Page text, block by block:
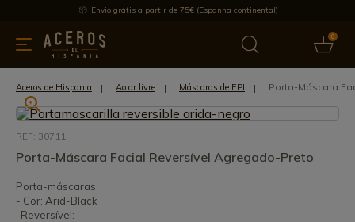
Envio grátis a partir de 75€ (Espanha continental)
0
& Utensílios de cozinha Oferece Últimas notícias
Aceros de Hispania Ao ar livre Máscaras de EPI Porta-Máscara
REF: 30711
Porta-Máscara Facial Reversível Agregado-Preto
Porta-máscaras
- Cor: Arid-Black
-Reversível: